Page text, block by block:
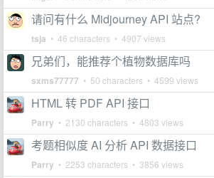
请问有什么 Midjourney API 站点?
tsja • 46 characters • 4907 views
兄弟们，能推荐个植物数据库吗
sxms77777 • 50 characters • 4599 views
HTML 转 PDF API 接口
Parry • 2130 characters • 4803 views
考题相似度 AI 分析 API 数据接口
Parry • 2253 characters • 3856 views